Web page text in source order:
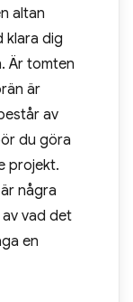
altan
klara dig
Är tomten
är
av
du göra
projekt.
några
vad det
en